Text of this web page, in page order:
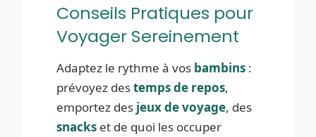
Conseils Pratiques pour
Voyager Sereinement
Adaptez le rythme à vos bambins :
prévoyez destemps de repos,
emportez des jeux de voyage, des
snacks et de quoi les occuper